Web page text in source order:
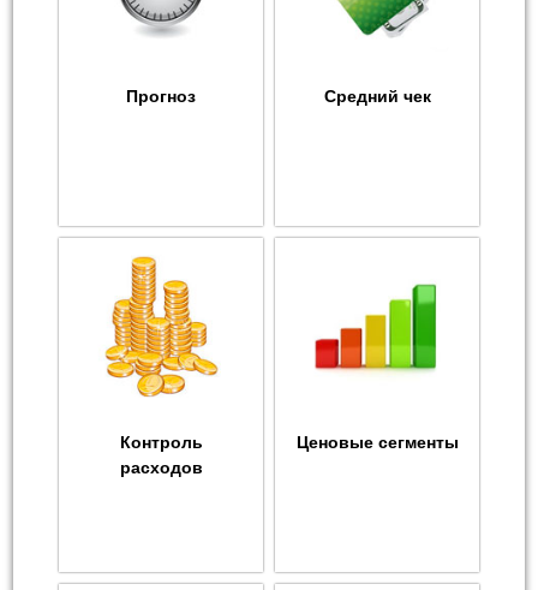
Прогноз Средний чек
Контроль
расходов
Ценовые сегменты